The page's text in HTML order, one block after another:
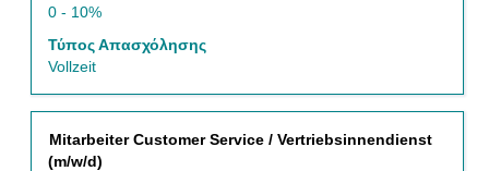
0 - 10%
Τύπος Απασχόλησης
Vollzeit
Τίτλος
Mitarbeiter Customer Service / Vertriebsinnendienst
(m/w/d)
Επιλέξτε
μέσω